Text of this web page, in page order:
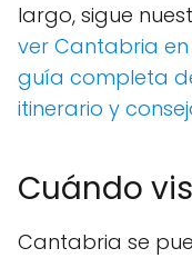
largo, sigue
ver Cantabria
guía completa
itinerario y
Cuándo
Cantabria se